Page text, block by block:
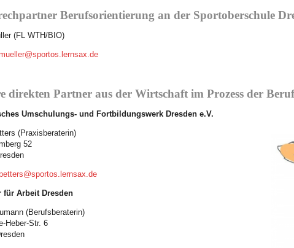
Berufsorientierung an der Sportoberschule
(FL WTH/BIO)
direkten Partner aus der Wirtschaft im Prozess der
Umschulungs- und Fortbildungswerk Dresden e.V.
(Praxisberaterin)
52
für Arbeit Dresden
(Berufsberaterin)
Heber-Str. 6